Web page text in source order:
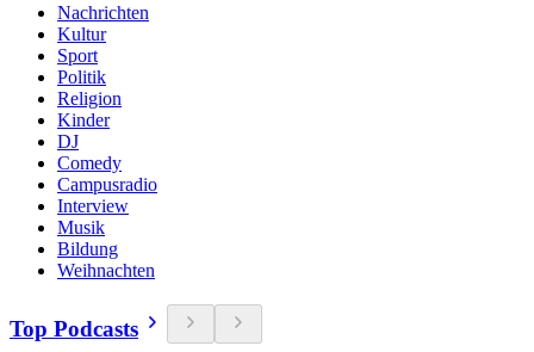
Nachrichten
Kultur
Sport
Politik
Religion
Kinder
DJ
Comedy
Campusradio
Interview
Musik
Bildung
Weihnachten
Top Podcasts